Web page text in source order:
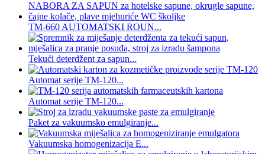
TM-660 AUTOMATSKI ROUN...
Tekući deterdžent za sapun...
Automat serije TM-120...
Automat serije TM-120...
Paket za vakuumsko emulgiranje...
Vakuumska homogenizacija E...